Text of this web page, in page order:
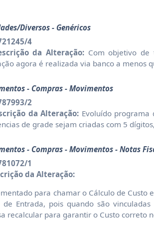
Diversos - Genéricos
4
da Alteração:Com objetivo de
agora é realizada via banco a menos
- Compras - Movimentos
2
da Alteração: Evoluído programa
de grade sejam criadas com 5
- Compras - Movimentos - Notas
1
da Alteração:
para chamar o Cálculo de Custo
de Entrada, pois quando são
recalcular para garantir o Custo correto